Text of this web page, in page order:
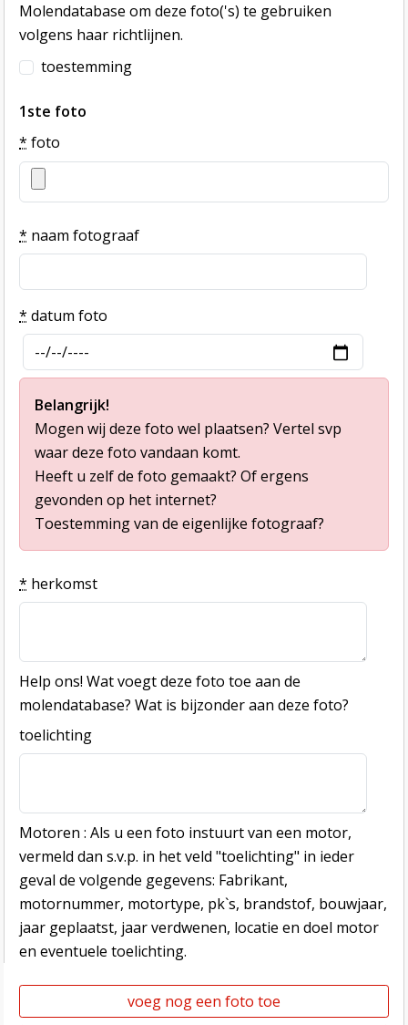
Molendatabase om deze foto('s) te gebruiken
volgens haar richtlijnen.
toestemming
1ste foto
* foto
* naam fotograaf
* datum foto
Belangrijk!
Mogen wij deze foto wel plaatsen? Vertel svp
waar deze foto vandaan komt.
Heeft u zelf de foto gemaakt? Of ergens
gevonden op het internet?
Toestemming van de eigenlijke fotograaf?
* herkomst
Help ons! Wat voegt deze foto toe aan de
molendatabase? Wat is bijzonder aan deze foto?
toelichting
Motoren : Als u een foto instuurt van een motor,
vermeld dan s.v.p. in het veld "toelichting" in ieder
geval de volgende gegevens: Fabrikant,
motornummer, motortype, pk`s, brandstof, bouwjaar,
jaar geplaatst, jaar verdwenen, locatie en doel motor
en eventuele toelichting.